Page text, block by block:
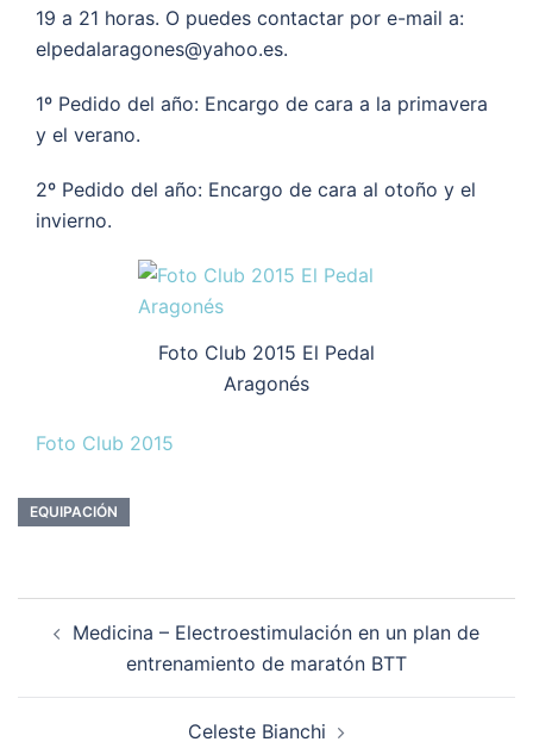
19 a 21 horas. O puedes contactar por e-mail a:
elpedalaragones@yahoo.es.
1º Pedido del año: Encargo de cara a la primavera
y el verano.
2º Pedido del año: Encargo de cara al otoño y el
invierno.
Foto Club 2015 El Pedal
Aragonés
Foto Club 2015
EQUIPACIÓN
entradas
Medicina – Electroestimulación en un plan de
entrenamiento de maratón BTT
Celeste Bianchi